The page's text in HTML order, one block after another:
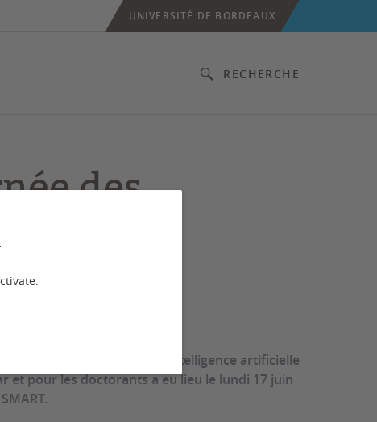
RECHERCHE
UNIVERSITÉ DE BORDEAUX
des
en
autour de l’intelligence artificielle
et pour les doctorants a eu lieu le lundi 17 juin